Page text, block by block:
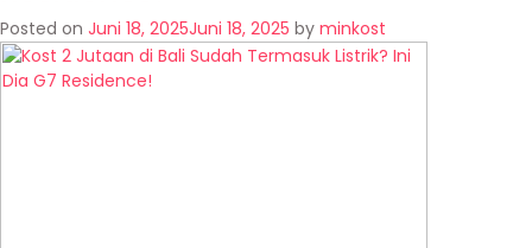
Posted on Juni 18, 2025Juni 18, 2025 by minkost